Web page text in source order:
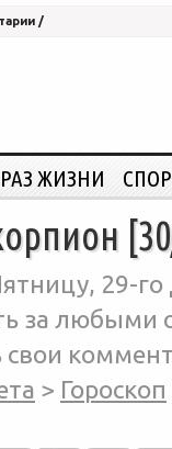
/
ЖИЗНИ
29-го
за любыми
свои
> Гороскоп